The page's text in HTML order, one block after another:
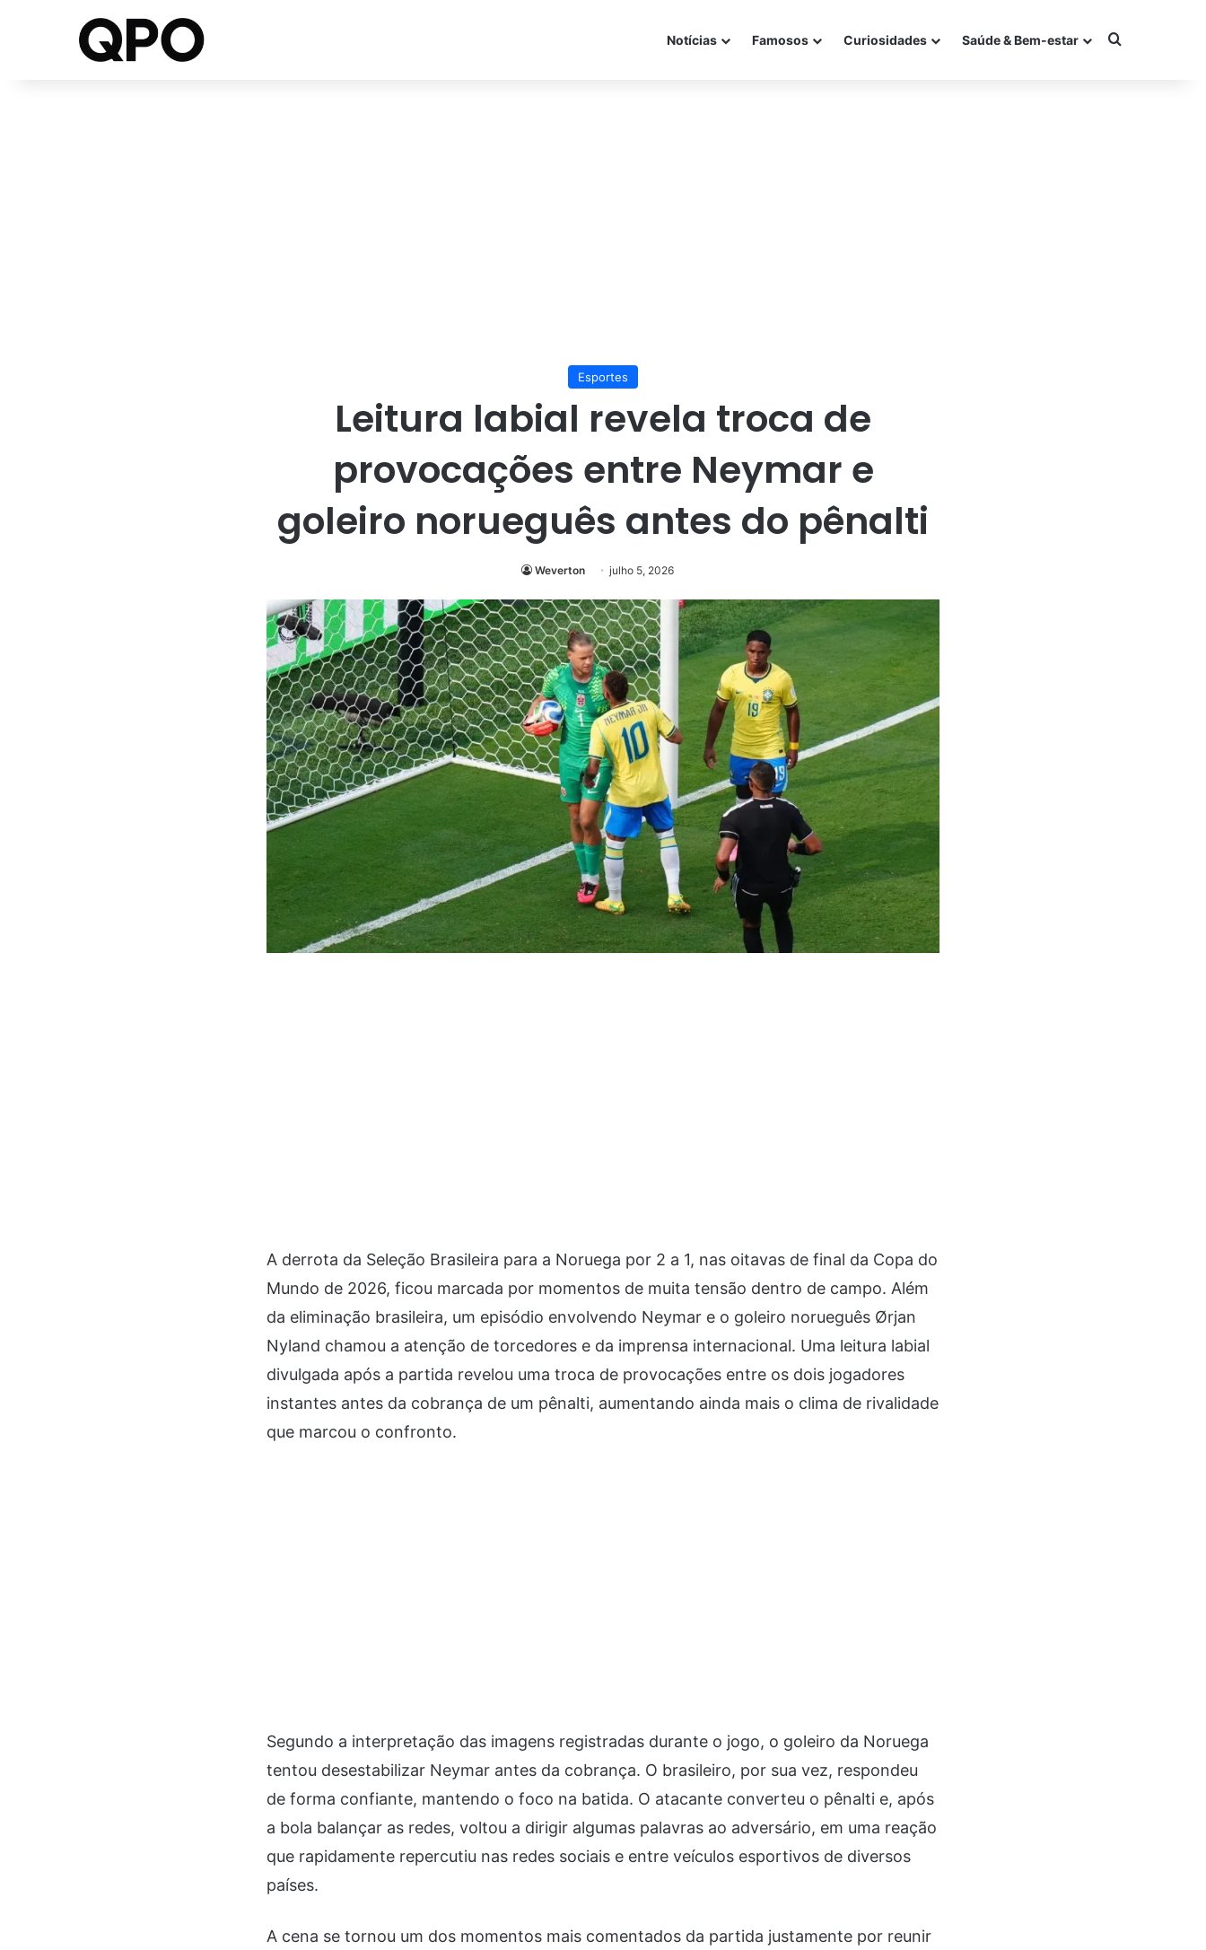
Notícias Famosos Curiosidades Saúde & Bem-estar Procurar por
Esportes
Leitura labial revela troca de
provocações entre Neymar e
goleiro norueguês antes do pênalti
Weverton julho 5, 2026
A derrota da Seleção Brasileira para a Noruega por 2 a 1, nas oitavas de final da Copa do
Mundo de 2026, ficou marcada por momentos de muita tensão dentro de campo. Além
da eliminação brasileira, um episódio envolvendo Neymar e o goleiro norueguês Ørjan
Nyland chamou a atenção de torcedores e da imprensa internacional. Uma leitura labial
divulgada após a partida revelou uma troca de provocações entre os dois jogadores
instantes antes da cobrança de um pênalti, aumentando ainda mais o clima de rivalidade
que marcou o confronto.
Segundo a interpretação das imagens registradas durante o jogo, o goleiro da Noruega
tentou desestabilizar Neymar antes da cobrança. O brasileiro, por sua vez, respondeu
de forma confiante, mantendo o foco na batida. O atacante converteu o pênalti e, após
a bola balançar as redes, voltou a dirigir algumas palavras ao adversário, em uma reação
que rapidamente repercutiu nas redes sociais e entre veículos esportivos de diversos
países.
A cena se tornou um dos momentos mais comentados da partida justamente por reunir